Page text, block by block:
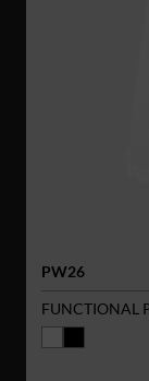
PW26
FUNCTIONAL